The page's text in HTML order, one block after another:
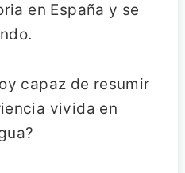
en España y se
capaz de resumir
vivida en